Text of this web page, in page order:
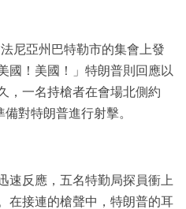
尼亞州巴特勒市的集會上發
國！美國！」特朗普則回應以
，一名持槍者在會場北側約
對特朗普進行射擊。
速反應，五名特勤局探員衝上
在接連的槍聲中，特朗普的耳